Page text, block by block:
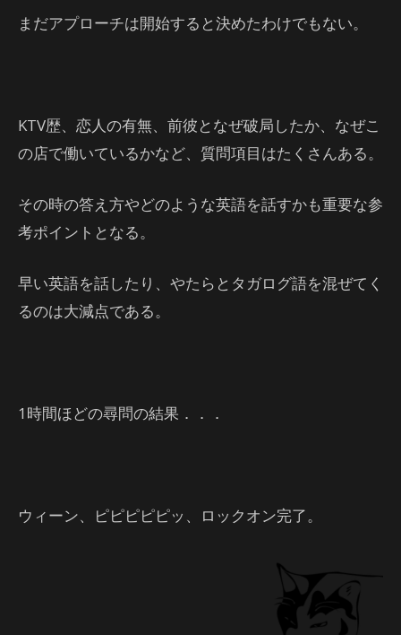
まだアプローチは開始すると決めたわけでもない。
KTV歴、恋人の有無、前彼となぜ破局したか、なぜこ
の店で働いているかなど、質問項目はたくさんある。
その時の答え方やどのような英語を話すかも重要な参
考ポイントとなる。
早い英語を話したり、やたらとタガログ語を混ぜてく
るのは大減点である。
1時間ほどの尋問の結果．．．
ウィーン、ピピピピピッ、ロックオン完了。